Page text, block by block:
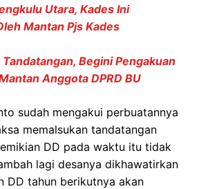
Utara, Kades Ini
Mantan Pjs Kades
Begini Pengakuan
Anggota DPRD BU
sudah mengakui perbuatannya
memalsukan tandatangan
DD pada waktu itu tidak
lagi desanya dikhawatirkan
DD tahun berikutnya akan